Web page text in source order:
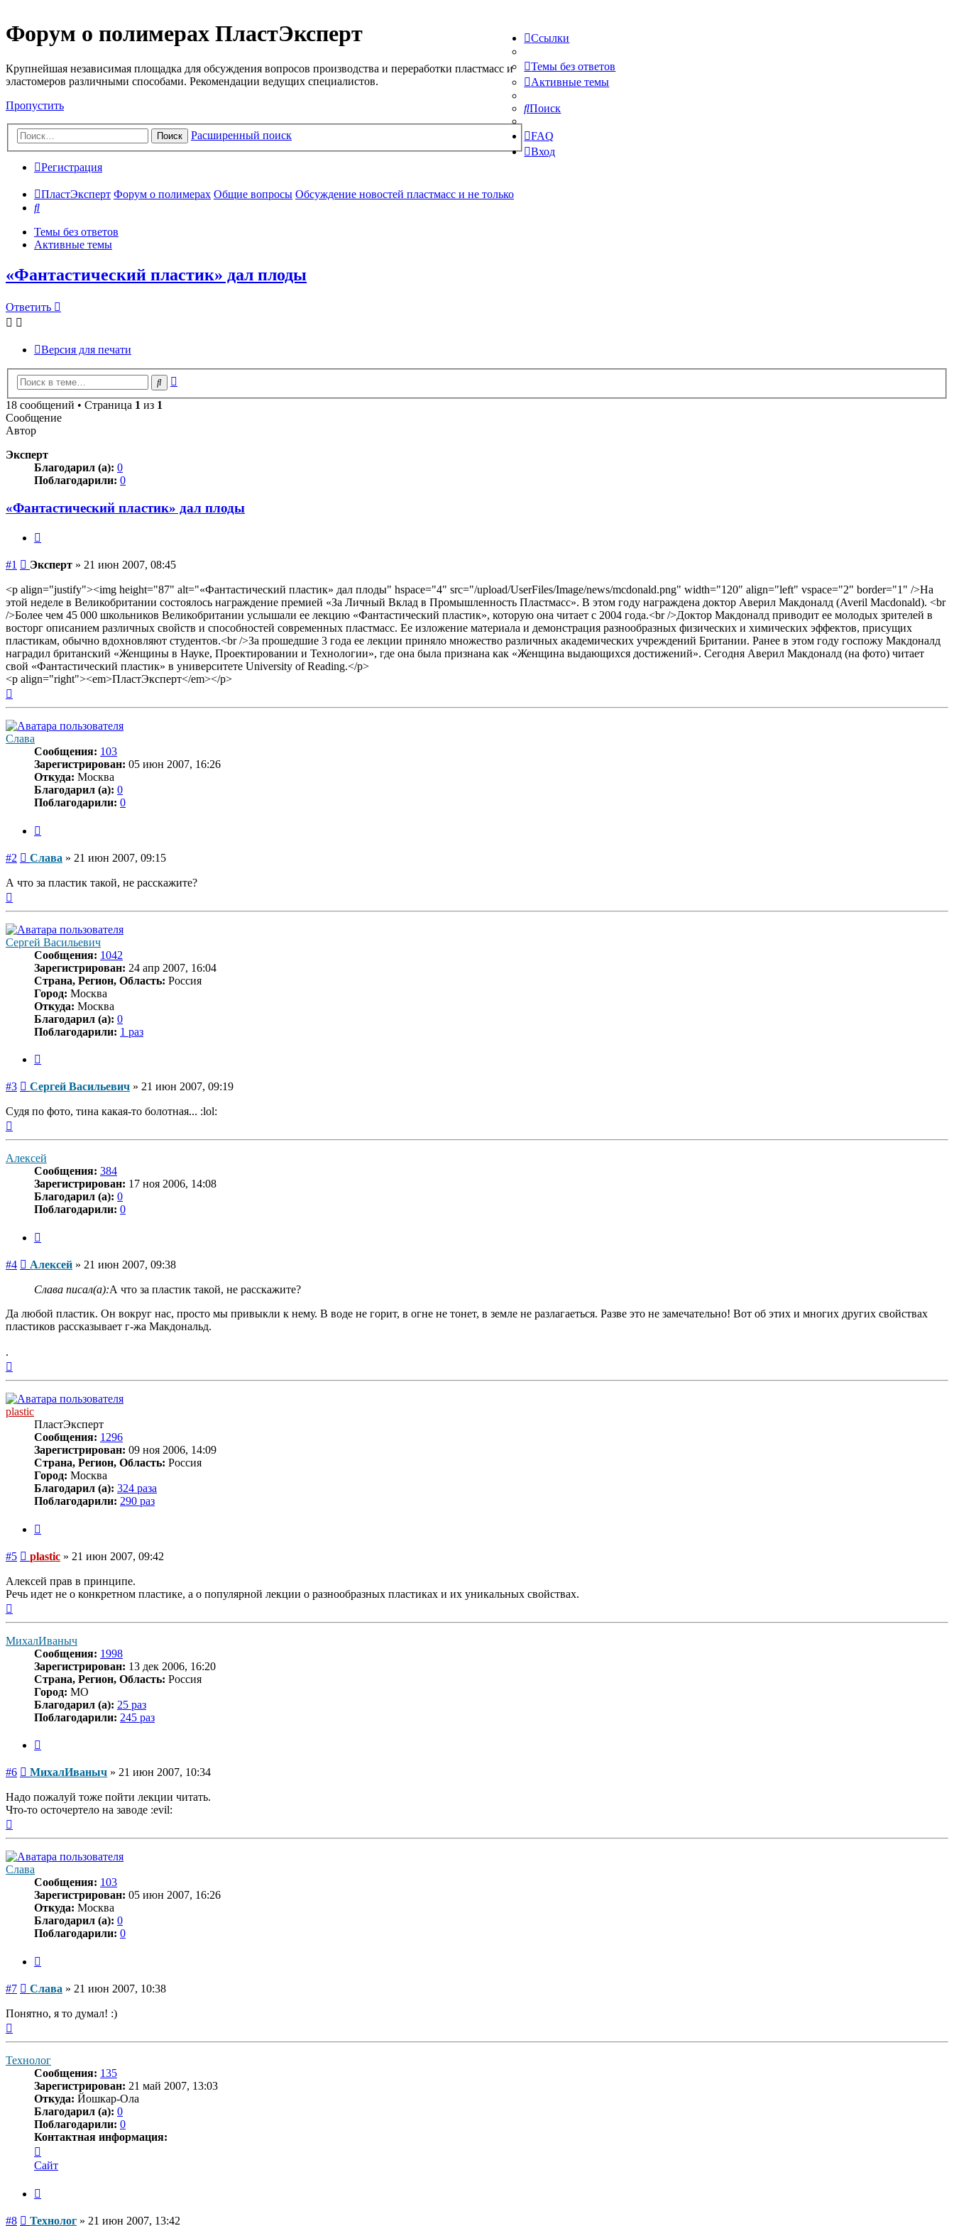
Форум о полимерах ПластЭксперт
Крупнейшая независимая площадка для обсуждения вопросов производства и переработки пластмасс и
эластомеров различными способами. Рекомендации ведущих специалистов.
Пропустить
Поиск Расширенный поиск
Ссылки
Темы без ответов
Активные темы
Поиск
FAQ
Вход
Регистрация
ПластЭксперт Форум о полимерах Общие вопросы Обсуждение новостей пластмасс и не только
Поиск
Темы без ответов
Активные темы
«Фантастический пластик» дал плоды
Ответить
Версия для печати
Поиск
18 сообщений • Страница 1 из 1
Сообщение
Автор
Эксперт
Благодарил (а): 0
Поблагодарили: 0
«Фантастический пластик» дал плоды
#1 Сообщение
Эксперт » 21 июн 2007, 08:45
<p align="justify"><img height="87" alt="«Фантастический пластик» дал плоды" hspace="4" src="/upload/UserFiles/Image/news/mcdonald.png" width="120" align="left" vspace="2" border="1" />На
этой неделе в Великобритании состоялось награждение премией «За Личный Вклад в Промышленность Пластмасс». В этом году награждена доктор Аверил Макдоналд (Averil Macdonald). <br
/>Более чем 45 000 школьников Великобритании услышали ее лекцию «Фантастический пластик», которую она читает с 2004 года.<br />Доктор Макдоналд приводит ее молодых зрителей в
восторг описанием различных свойств и способностей современных пластмасс. Ее изложение материала и демонстрация разнообразных физических и химических эффектов, присущих
пластикам, обычно вдохновляют студентов.<br />За прошедшие 3 года ее лекции приняло множество различных академических учреждений Британии. Ранее в этом году госпожу Макдоналд
наградил британский «Женщины в Науке, Проектировании и Технологии», где она была признана как «Женщина выдающихся достижений». Сегодня Аверил Макдоналд (на фото) читает
свой «Фантастический пластик» в университете University of Reading.</p>
<p align="right"><em>ПластЭксперт</em></p>
Слава
Сообщения: 103
Зарегистрирован: 05 июн 2007, 16:26
Откуда: Москва
Благодарил (а): 0
Поблагодарили: 0
#2 Сообщение
Слава » 21 июн 2007, 09:15
А что за пластик такой, не расскажите?
Сергей Васильевич
Сообщения: 1042
Зарегистрирован: 24 апр 2007, 16:04
Страна, Регион, Область: Россия
Город: Москва
Откуда: Москва
Благодарил (а): 0
Поблагодарили: 1 раз
#3 Сообщение
Сергей Васильевич » 21 июн 2007, 09:19
Судя по фото, тина какая-то болотная... :lol:
Алексей
Сообщения: 384
Зарегистрирован: 17 ноя 2006, 14:08
Благодарил (а): 0
Поблагодарили: 0
#4 Сообщение
Алексей » 21 июн 2007, 09:38
Слава писал(а):А что за пластик такой, не расскажите?
Да любой пластик. Он вокруг нас, просто мы привыкли к нему. В воде не горит, в огне не тонет, в земле не разлагаеться. Разве это не замечательно! Вот об этих и многих других свойствах
пластиков рассказывает г-жа Макдональд.
.
plastic
ПластЭксперт
Сообщения: 1296
Зарегистрирован: 09 ноя 2006, 14:09
Страна, Регион, Область: Россия
Город: Москва
Благодарил (а): 324 раза
Поблагодарили: 290 раз
#5 Сообщение
plastic » 21 июн 2007, 09:42
Алексей прав в принципе.
Речь идет не о конкретном пластике, а о популярной лекции о разнообразных пластиках и их уникальных свойствах.
МихалИваныч
Сообщения: 1998
Зарегистрирован: 13 дек 2006, 16:20
Страна, Регион, Область: Россия
Город: МО
Благодарил (а): 25 раз
Поблагодарили: 245 раз
#6 Сообщение
МихалИваныч » 21 июн 2007, 10:34
Надо пожалуй тоже пойти лекции читать.
Что-то осточертело на заводе :evil:
к
началу
Слава
Сообщения: 103
Зарегистрирован: 05 июн 2007, 16:26
Откуда: Москва
Благодарил (а): 0
Поблагодарили: 0
#7 Сообщение
Слава » 21 июн 2007, 10:38
Понятно, я то думал! :)
Технолог
Сообщения: 135
Зарегистрирован: 21 май 2007, 13:03
Откуда: Йошкар-Ола
Благодарил (а): 0
Поблагодарили: 0
Контактная информация:
информация
пользователя
Сайт
#8 Сообщение
Технолог » 21 июн 2007, 13:42